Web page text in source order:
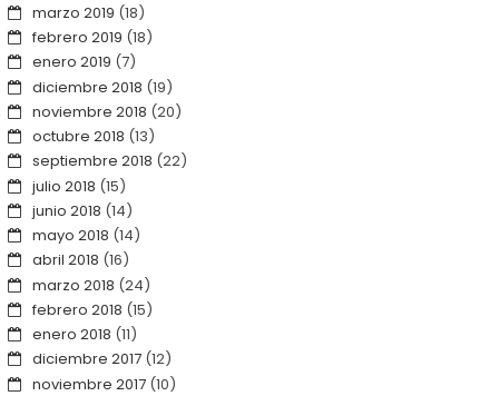
marzo 2019 (18)
febrero 2019 (18)
enero 2019 (7)
diciembre 2018 (19)
noviembre 2018 (20)
octubre 2018 (13)
septiembre 2018 (22)
julio 2018 (15)
junio 2018 (14)
mayo 2018 (14)
abril 2018 (16)
marzo 2018 (24)
febrero 2018 (15)
enero 2018 (11)
diciembre 2017(12)
noviembre 2017(10)